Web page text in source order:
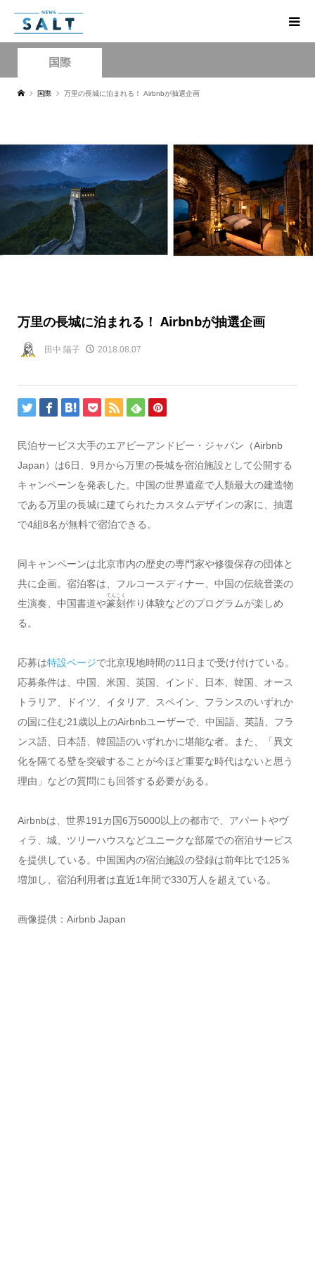
国際
国際 万里の長城に泊まれる！ Airbnbが抽選企画
万里の長城に泊まれる！ Airbnbが抽選企画
田中 陽子 2018.08.07
民泊サービス大手のエアビーアンドビー・ジャパン（Airbnb
Japan）は6日、9月から万里の長城を宿泊施設として公開する
キャンペーンを発表した。中国の世界遺産で人類最大の建造物
である万里の長城に建てられたカスタムデザインの家に、抽選
で4組8名が無料で宿泊できる。
同キャンペーンは北京市内の歴史の専門家や修復保存の団体と
共に企画。宿泊客は、フルコースディナー、中国の伝統音楽の
生演奏、中国書道や篆刻
てんこく
作り体験などのプログラムが楽しめ
る。
応募は特設ページで北京現地時間の11日まで受け付けている。
応募条件は、中国、米国、英国、インド、日本、韓国、オース
トラリア、ドイツ、イタリア、スペイン、フランスのいずれか
の国に住む21歳以上のAirbnbユーザーで、中国語、英語、フラ
ンス語、日本語、韓国語のいずれかに堪能な者。また、「異文
化を隔てる壁を突破することが今ほど重要な時代はないと思う
理由」などの質問にも回答する必要がある。
Airbnbは、世界191カ国6万5000以上の都市で、アパートやヴ
ィラ、城、ツリーハウスなどユニークな部屋での宿泊サービス
を提供している。中国国内の宿泊施設の登録は前年比で125％
増加し、宿泊利用者は直近1年間で330万人を超えている。
画像提供：Airbnb Japan